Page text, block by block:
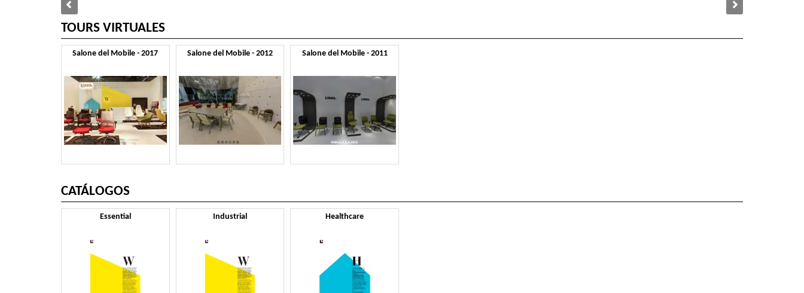
TOURS VIRTUALES
Salone del Mobile - 2017 Salone del Mobile - 2012 Salone del Mobile - 2011
CATÁLOGOS
Essential Industrial Healthcare